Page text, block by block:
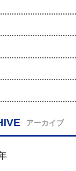
アーカイブ